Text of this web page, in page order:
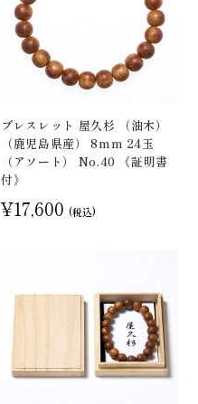
ブレスレット 屋久杉 （油木）
（鹿児島県産） 8mm 24玉
（アソート） No.40 《証明書
付》
¥17,600 (税込)